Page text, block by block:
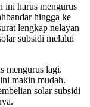
ini harus mengurus
hingga ke
lengkap nelayan
subsidi melalui
mengurus lagi.
makin mudah.
solar subsidi